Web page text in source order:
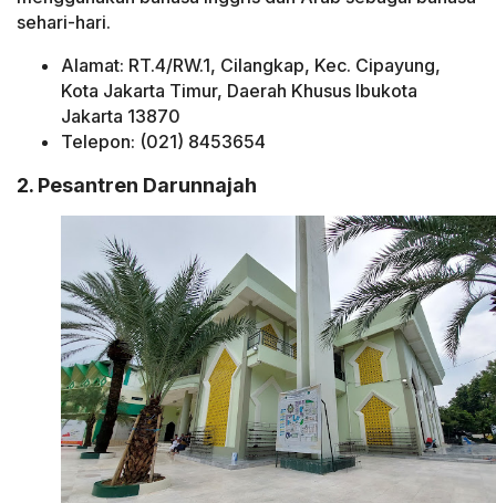
sehari-hari.
Alamat: RT.4/RW.1, Cilangkap, Kec. Cipayung,
Kota Jakarta Timur, Daerah Khusus Ibukota
Jakarta 13870
Telepon: (021) 8453654
2. Pesantren Darunnajah